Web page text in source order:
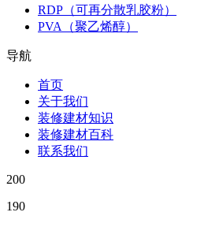
RDP（可再分散乳胶粉）
PVA（聚乙烯醇）
导航
首页
关于我们
装修建材知识
装修建材百科
联系我们
200
190